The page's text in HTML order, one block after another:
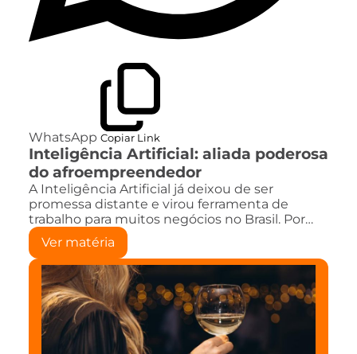
WhatsApp Copiar Link
Inteligência Artificial: aliada poderosa
do afroempreendedor
A Inteligência Artificial já deixou de ser
promessa distante e virou ferramenta de
trabalho para muitos negócios no Brasil. Por…
Ver matéria